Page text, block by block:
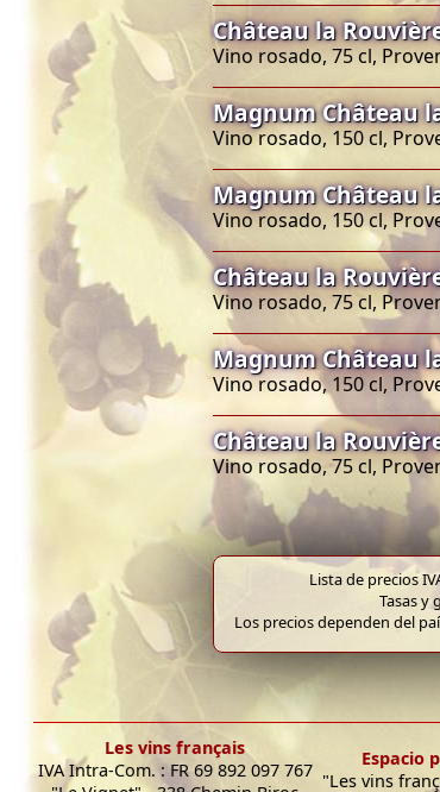
Château la
Vino rosado, 75 cl,
Magnum Château
Vino rosado, 150 cl,
Magnum Château
Vino rosado, 150 cl,
Château la
Vino rosado, 75 cl,
Magnum Château
Vino rosado, 150 cl,
Château la
Vino rosado, 75 cl,
Lista de precios
Tasas y
Los precios dependen del
Les vins français
IVA Intra-Com. : FR 69 892 097 767
Espacio
"Les vins